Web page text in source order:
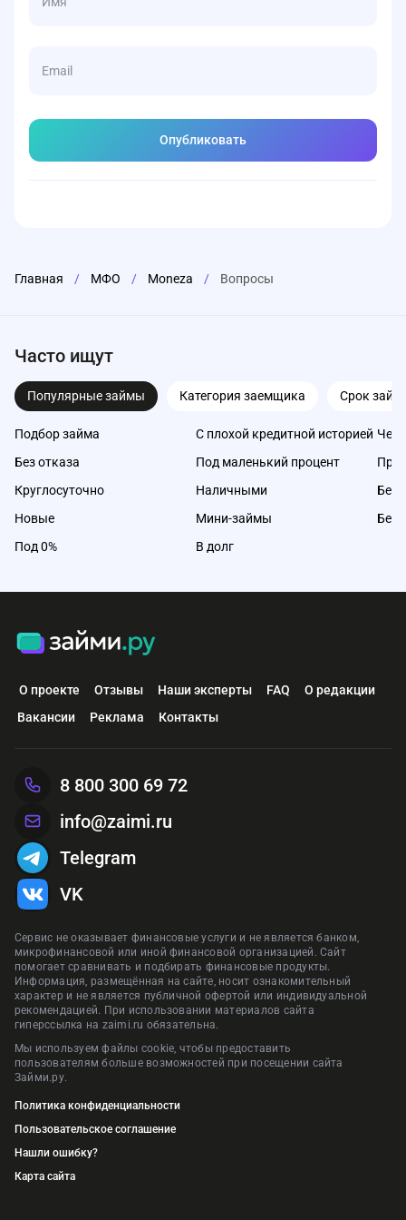
Главная / МФО / Moneza / Вопросы
Часто ищут
Популярные займы Категория заемщика Срок
Подбор займа
Без отказа
Круглосуточно
Новые
Под 0%
С плохой кредитной историей
Под маленький процент
Наличными
Мини-займы
В долг
Без
Без
О проекте Отзывы Наши эксперты FAQ
О редакции
Вакансии
Реклама Контакты
Сервис не оказывает финансовые услуги и не является банком,
микрофинансовой или иной финансовой организацией. Сайт
помогает сравнивать и подбирать финансовые продукты.
Информация, размещённая на сайте, носит ознакомительный
характер и не является публичной офертой или индивидуальной
рекомендацией. При использовании материалов сайта
гиперссылка на zaimi.ru обязательна.
Мы используем файлы cookie, чтобы предоставить
пользователям больше возможностей при посещении сайта
Займи.ру.
Политика конфиденциальности
Пользовательское соглашение
Нашли ошибку?
Карта сайта
8 800 300 69 72
info@zaimi.ru
Telegram
VK